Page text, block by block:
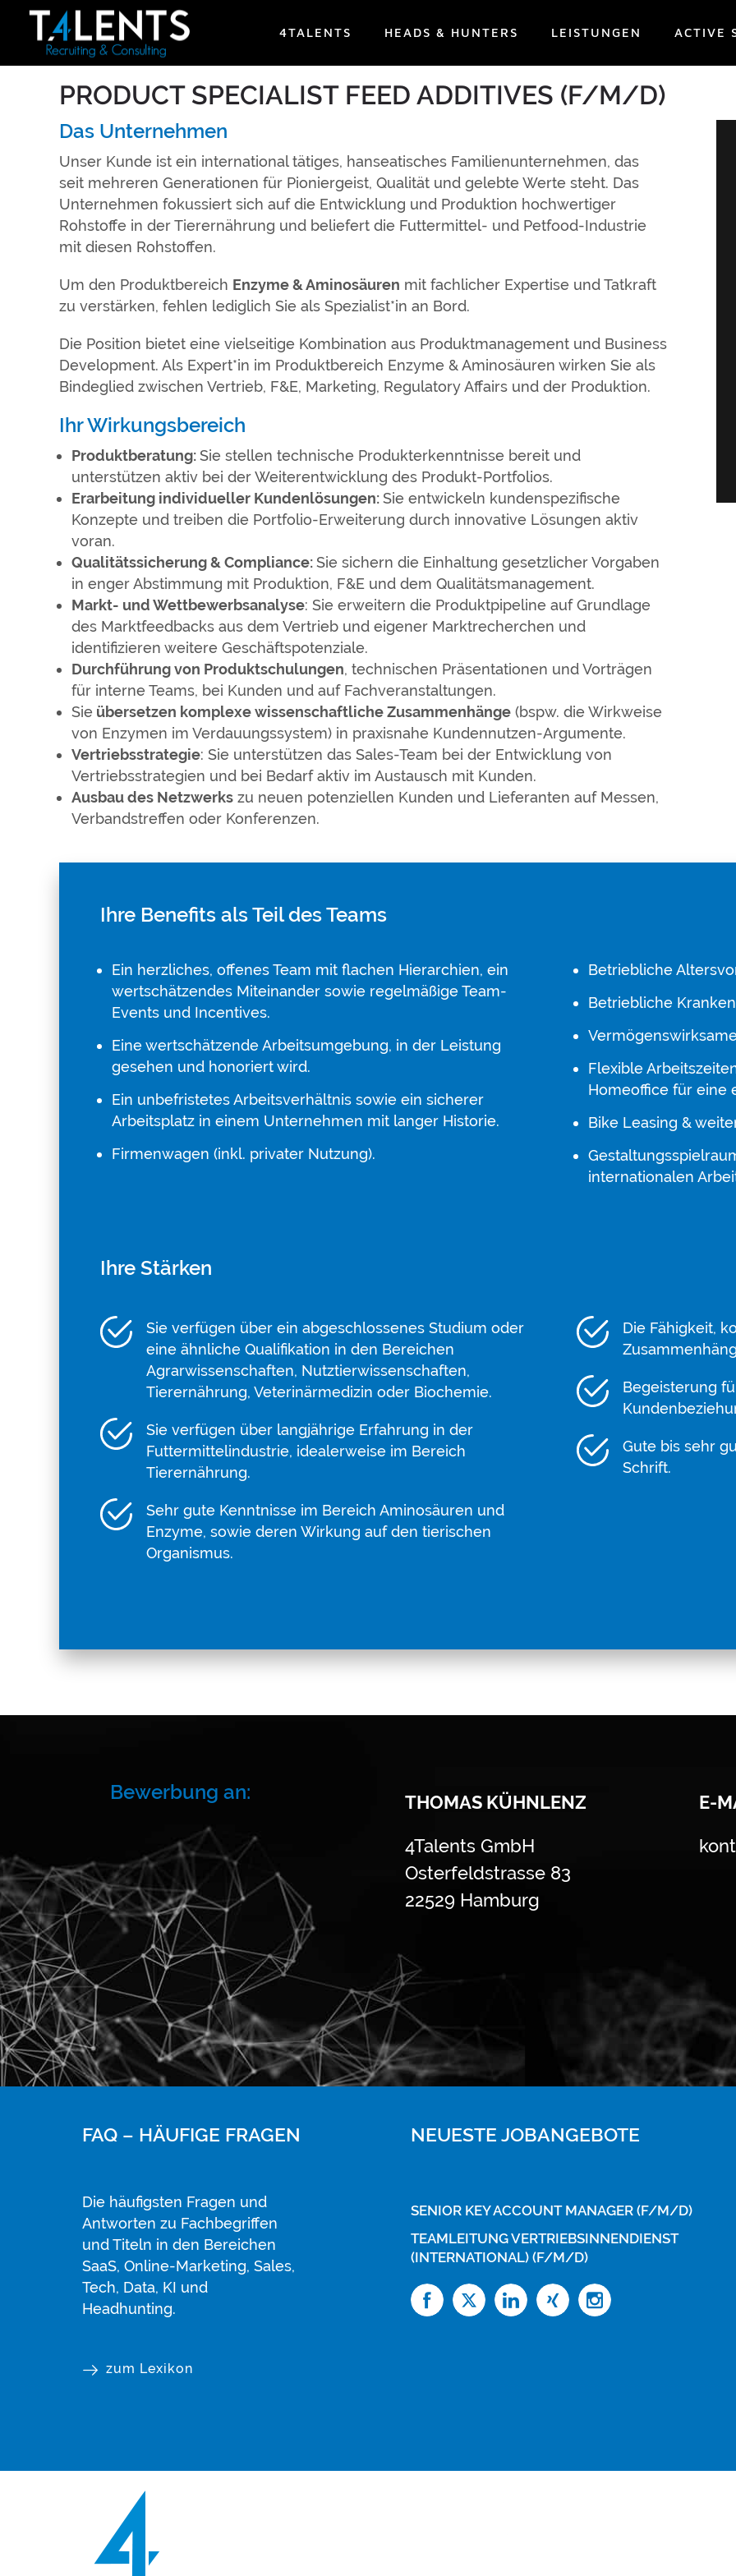
4TALENTS HEADS & HUNTERS LEISTUNGEN ACTIVE
PRODUCT SPECIALIST FEED ADDITIVES (F/M/D)
Das Unternehmen
Unser Kunde ist ein international tätiges, hanseatisches Familienunternehmen, das
seit mehreren Generationen für Pioniergeist, Qualität und gelebte Werte steht. Das
Unternehmen fokussiert sich auf die Entwicklung und Produktion hochwertiger
Rohstoffe in der Tierernährung und beliefert die Futtermittel- und Petfood-Industrie
mit diesen Rohstoffen.
Um den Produktbereich Enzyme & Aminosäuren mit fachlicher Expertise und Tatkraft
zu verstärken, fehlen lediglich Sie als Spezialist*in an Bord.
Die Position bietet eine vielseitige Kombination aus Produktmanagement und Business
Development. Als Expert*in im Produktbereich Enzyme & Aminosäuren wirken Sie als
Bindeglied zwischen Vertrieb, F&E, Marketing, Regulatory Affairs und der Produktion.
Ihr Wirkungsbereich
Produktberatung:Sie stellen technische Produkterkenntnisse bereit und
unterstützen aktiv bei der Weiterentwicklung des Produkt-Portfolios.
Erarbeitung individueller Kundenlösungen:Sie entwickeln kundenspezifische
Konzepte und treiben die Portfolio-Erweiterung durch innovative Lösungen aktiv
voran.
Qualitätssicherung & Compliance:Sie sichern die Einhaltung gesetzlicher Vorgaben
in enger Abstimmung mit Produktion, F&E und dem Qualitätsmanagement.
Markt- und Wettbewerbsanalyse: Sie erweitern die Produktpipeline auf Grundlage
des Marktfeedbacks aus dem Vertrieb und eigener Marktrecherchen und
identifizieren weitere Geschäftspotenziale.
Durchführung von Produktschulungen, technischen Präsentationen und Vorträgen
für interne Teams, bei Kunden und auf Fachveranstaltungen.
Sie übersetzen komplexe wissenschaftliche Zusammenhänge (bspw. die Wirkweise
von Enzymen im Verdauungssystem) in praxisnahe Kundennutzen-Argumente.
Vertriebsstrategie: Sie unterstützen das Sales-Team bei der Entwicklung von
Vertriebsstrategien und bei Bedarf aktiv im Austausch mit Kunden.
Ausbau des Netzwerks zu neuen potenziellen Kunden und Lieferanten auf Messen,
Verbandstreffen oder Konferenzen.
Ihre Benefits als Teil des Teams
Ein herzliches, offenes Team mit flachen Hierarchien, ein
wertschätzendes Miteinander sowie regelmäßige Team-
Events und Incentives.
Eine wertschätzende Arbeitsumgebung, in der Leistung
gesehen und honoriert wird.
Ein unbefristetes Arbeitsverhältnis sowie ein sicherer
Arbeitsplatz in einem Unternehmen mit langer Historie.
Firmenwagen (inkl. privater Nutzung).
Betriebliche
Betriebliche
Flexible
Homeoffice für eine
Bike Leasing &
internationalen
Ihre Stärken
Sie verfügen über ein abgeschlossenes Studium oder
eine ähnliche Qualifikation in den Bereichen
Agrarwissenschaften, Nutztierwissenschaften,
Tierernährung, Veterinärmedizin oder Biochemie.
Sie verfügen über langjährige Erfahrung in der
Futtermittelindustrie, idealerweise im Bereich
Tierernährung.
Sehr gute Kenntnisse im Bereich Aminosäuren und
Enzyme, sowie deren Wirkung auf den tierischen
Organismus.
Die Fähigkeit,
Begeisterung
Gute bis sehr
Schrift.
Bewerbung an: THOMAS KÜHNLENZ
4Talents GmbH
Osterfeldstrasse 83
22529 Hamburg
E-
FAQ – HÄUFIGE FRAGEN
Die häufigsten Fragen und
Antworten zu Fachbegriffen
und Titeln in den Bereichen
SaaS, Online-Marketing, Sales,
Tech, Data, KI und
Headhunting.
zum Lexikon
NEUESTE JOBANGEBOTE
SENIOR KEY ACCOUNT MANAGER (F/M/D)
TEAMLEITUNG VERTRIEBSINNENDIENST
(INTERNATIONAL) (F/M/D)